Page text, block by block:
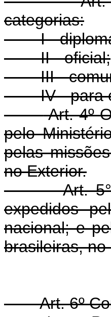
categorias:
I -
II - oficial;
III -
IV - para
Art. 4º
pelo
pelas
no Exterior.
Art.
expedidos
nacional; e
brasileiras, no
Art. 6º